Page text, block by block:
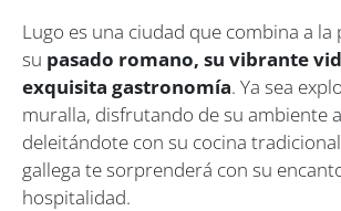
Lugo es una ciudad que combina a la
su pasado romano, su vibrante
exquisita gastronomía. Ya sea
muralla, disfrutando de su ambiente
deleitándote con su cocina
gallega te sorprenderá con su
hospitalidad.